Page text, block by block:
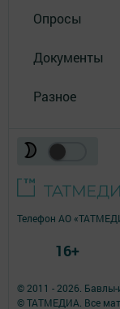
Опросы
Документы
Разное
© 2011 - 2026.
© ТАТМЕДИА. Все
Телефон АО
16+